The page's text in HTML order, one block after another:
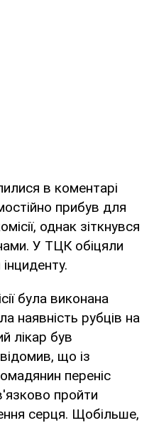
в коментарі
прибув для
однак зіткнувся
У ТЦК обіцяли
була виконана
наявність рубців на
лікар був
що із
переніс
пройти
серця. Щобільше,